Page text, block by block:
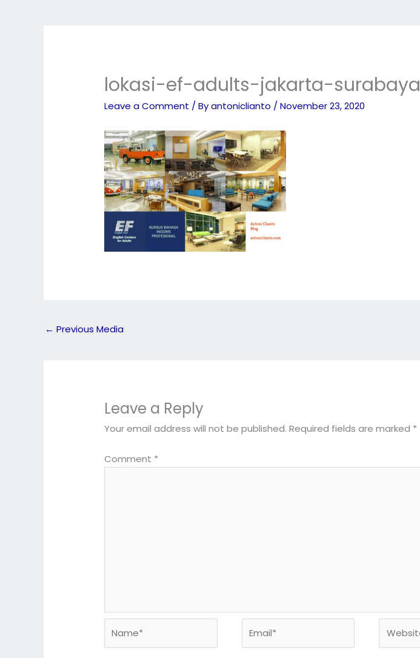
lokasi-ef-adults-jakarta-surabaya
Leave a Comment / Byantoniclianto /November 23, 2020
← Previous Media
Leave a Reply
Your email address will not be published. Required fields are marked *
Comment *